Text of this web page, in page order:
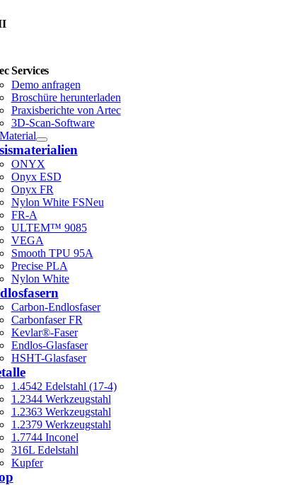
Services
Demo anfragen
Broschüre herunterladen
Praxisberichte von Artec
3D-Scan-Software
ONYX
Onyx ESD
Onyx FR
Nylon White FSNeu
FR-A
ULTEM™ 9085
VEGA
Smooth TPU 95A
Precise PLA
Nylon White
Carbon-Endlosfaser
Carbonfaser FR
Kevlar®-Faser
Endlos-Glasfaser
HSHT-Glasfaser
1.4542 Edelstahl (17-4)
1.2344 Werkzeugstahl
1.2363 Werkzeugstahl
1.2379 Werkzeugstahl
1.7744 Inconel
316L Edelstahl
Kupfer